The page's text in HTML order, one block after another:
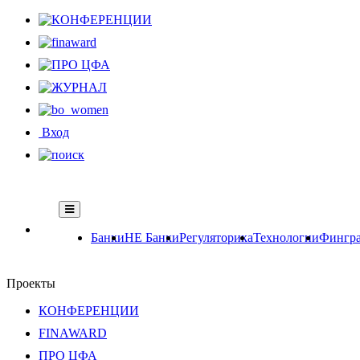
Вход
БанкиНЕ БанкиРегуляторикаТехнологии
Проекты
КОНФЕРЕНЦИИ
FINAWARD
ПРО ЦФА